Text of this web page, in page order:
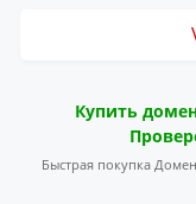
Купить
Быстрая покупка